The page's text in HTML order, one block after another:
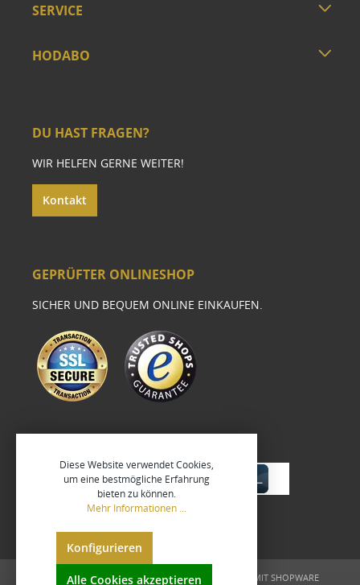
SERVICE
HODABO
DU HAST FRAGEN?
WIR HELFEN GERNE WEITER!
Kontakt
GEPRÜFTER ONLINESHOP
SICHER UND BEQUEM ONLINE EINKAUFEN.
UMGESETZT VONXEROGRAFIX GMBH REALISIERT MIT SHOPWARE
Diese Website verwendet Cookies,
um eine bestmögliche Erfahrung
bieten zu können.
Mehr Informationen ...
Konfigurieren
Alle Cookies akzeptieren